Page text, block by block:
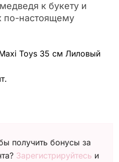
к букету и
по-настоящему
Toys 35 см Лиловый
получить бонусы за
Зарегистрируйтесь и